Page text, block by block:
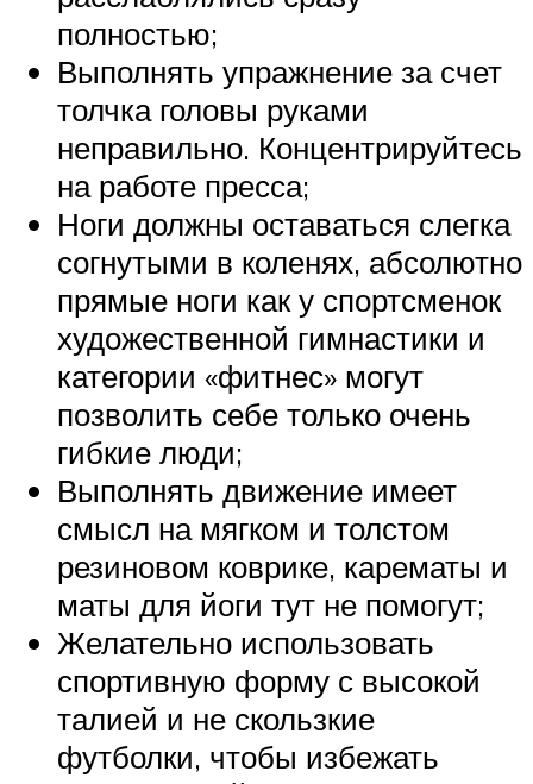
полностью;
Выполнять упражнение за счет
толчка головы руками
неправильно. Концентрируйтесь
на работе пресса;
Ноги должны оставаться слегка
согнутыми в коленях, абсолютно
прямые ноги как у спортсменок
художественной гимнастики и
категории «фитнес» могут
позволить себе только очень
гибкие люди;
Выполнять движение имеет
смысл на мягком и толстом
резиновом коврике, карематы и
маты для йоги тут не помогут;
Желательно использовать
спортивную форму с высокой
талией и не скользкие
футболки, чтобы избежать